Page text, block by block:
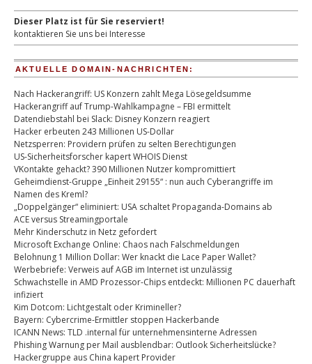
Dieser Platz ist für Sie reserviert!
kontaktieren Sie uns bei Interesse
AKTUELLE DOMAIN-NACHRICHTEN:
Nach Hackerangriff: US Konzern zahlt Mega Lösegeldsumme
Hackerangriff auf Trump-Wahlkampagne – FBI ermittelt
Datendiebstahl bei Slack: Disney Konzern reagiert
Hacker erbeuten 243 Millionen US-Dollar
Netzsperren: Providern prüfen zu selten Berechtigungen
US-Sicherheitsforscher kapert WHOIS Dienst
VKontakte gehackt? 390 Millionen Nutzer kompromittiert
Geheimdienst-Gruppe „Einheit 29155“ : nun auch Cyberangriffe im
Namen des Kreml?
„Doppelgänger“ eliminiert: USA schaltet Propaganda-Domains ab
ACE versus Streamingportale
Mehr Kinderschutz in Netz gefordert
Microsoft Exchange Online: Chaos nach Falschmeldungen
Belohnung 1 Million Dollar: Wer knackt die Lace Paper Wallet?
Werbebriefe: Verweis auf AGB im Internet ist unzulässig
Schwachstelle in AMD Prozessor-Chips entdeckt: Millionen PC dauerhaft
infiziert
Kim Dotcom: Lichtgestalt oder Krimineller?
Bayern: Cybercrime-Ermittler stoppen Hackerbande
ICANN News: TLD .internal für unternehmensinterne Adressen
Phishing Warnung per Mail ausblendbar: Outlook Sicherheitslücke?
Hackergruppe aus China kapert Provider